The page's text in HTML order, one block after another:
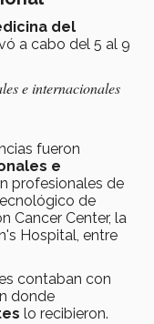
del
a cabo del 5 al 9
e internacionales
fueron
e
profesionales de
de
Cancer Center, la
Hospital, entre
contaban con
donde
lo recibieron.